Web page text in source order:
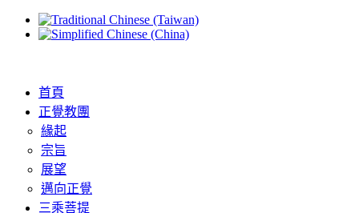
首頁
正覺教團
緣起
宗旨
展望
邁向正覺
三乘菩提